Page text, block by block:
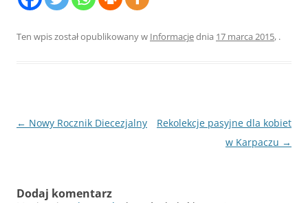
Ten wpis został opublikowany w Informacjednia 17 marca 2015, .
Nawigacja
← Nowy Rocznik Diecezjalny
Rekolekcje pasyjne dla kobiet
w Karpaczu →
Dodaj komentarz